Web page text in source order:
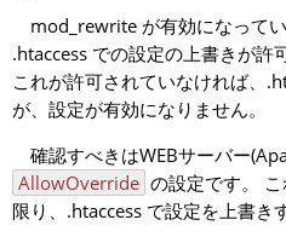
mod_rewrite が有効になって
.htaccess での設定の上書きが許
これが許可されていなければ、
が、設定が有効になりません。
確認すべきはWEBサーバー
AllowOverride の設定です。
限り、.htaccess で設定を上書き